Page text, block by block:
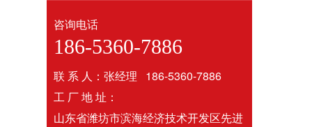
咨询电话
186-5360-7886
联 系 人：张经理 186-5360-7886
工 厂 地 址：
山东省潍坊市滨海经济技术开发区先进